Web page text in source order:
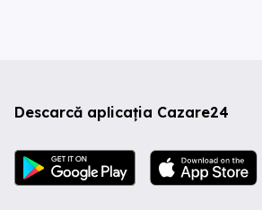
Descarcă aplicația Cazare24